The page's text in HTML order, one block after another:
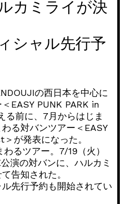
カミライが決
シャル先行予
の西日本を中心に
EASY PUNK PARK in
る前に、7月からはじま
る対バンツアー＜EASY
が発表になった。
るツアー。7/19（火）
演の対バンに、ハルカミ
告知された。
先行予約も開始されてい